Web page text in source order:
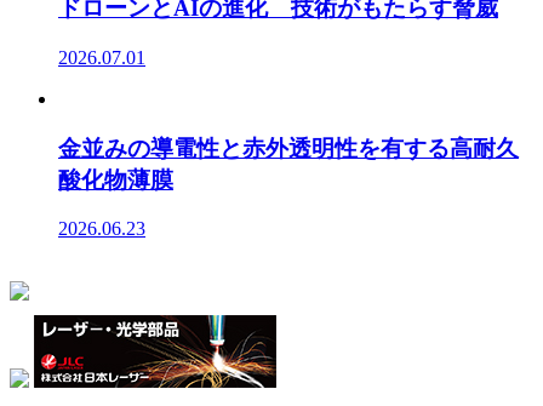
ドローンとAIの進化 技術がもたらす脅威
2026.07.01
金並みの導電性と赤外透明性を有する高耐久
酸化物薄膜
2026.06.23